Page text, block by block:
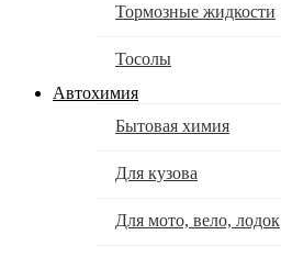
Тормозные жидкости
Тосолы
Автохимия
Бытовая химия
Для кузова
Для мото, вело, лодок